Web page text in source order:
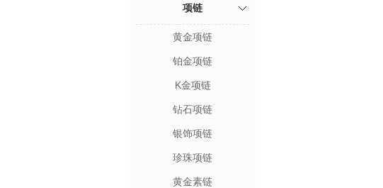
项链
黄金项链
铂金项链
K金项链
钻石项链
银饰项链
珍珠项链
黄金素链